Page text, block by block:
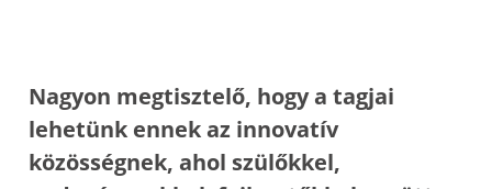
Nagyon megtisztelő, hogy a tagjai
lehetünk ennek az innovatív
közösségnek, ahol szülőkkel,